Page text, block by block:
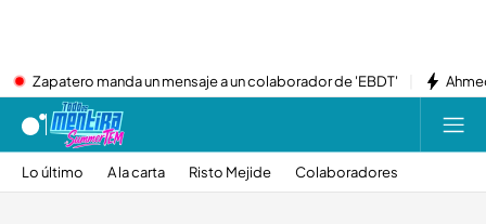
Zapatero manda un mensaje a un colaborador de 'EBDT'
Lo último A la carta Risto Mejide Colaboradores